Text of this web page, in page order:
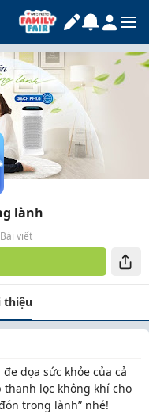
lành
viết
thiệu
dọa sức khỏe của cả
lọc không khí cho
trong lành” nhé!